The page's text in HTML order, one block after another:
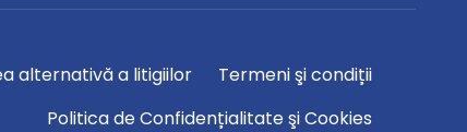
alternativă a litigiilor
Termeni şi condiții
Politica de Confidențialitate şi Cookies